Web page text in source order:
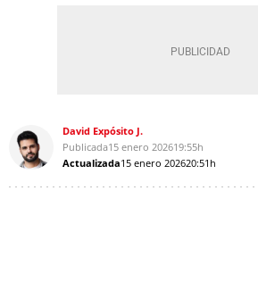
David Expósito J.
Publicada15 enero 202619:55h
Actualizada15 enero 202620:51h